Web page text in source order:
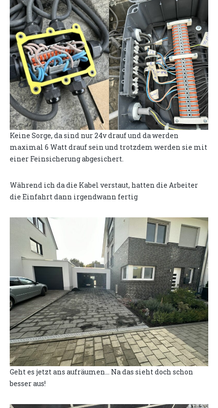
Keine Sorge, da sind nur 24v drauf und da werden
maximal 6 Watt drauf sein und trotzdem werden sie mit
einer Feinsicherung abgesichert.
Während ich da die Kabel verstaut, hatten die Arbeiter
die Einfahrt dann irgendwann fertig
Geht es jetzt ans aufräumen... Na das sieht doch schon
besser aus!